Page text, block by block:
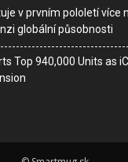
v prvním pololetí více
globální působnosti
Top 940,000 Units as